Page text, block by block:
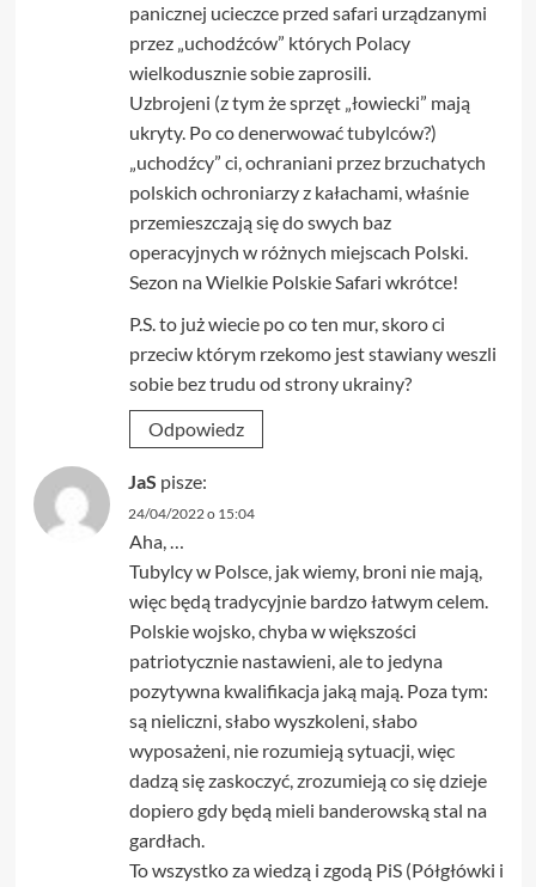
panicznej ucieczce przed safari urządzanymi
przez „uchodźców” których Polacy
wielkodusznie sobie zaprosili.
Uzbrojeni (z tym że sprzęt „łowiecki” mają
ukryty. Po co denerwować tubylców?)
„uchodźcy” ci, ochraniani przez brzuchatych
polskich ochroniarzy z kałachami, właśnie
przemieszczają się do swych baz
operacyjnych w różnych miejscach Polski.
Sezon na Wielkie Polskie Safari wkrótce!
P.S. to już wiecie po co ten mur, skoro ci
przeciw którym rzekomo jest stawiany weszli
sobie bez trudu od strony ukrainy?
Odpowiedz
JaS pisze:
24/04/2022 o 15:04
Aha, …
Tubylcy w Polsce, jak wiemy, broni nie mają,
więc będą tradycyjnie bardzo łatwym celem.
Polskie wojsko, chyba w większości
patriotycznie nastawieni, ale to jedyna
pozytywna kwalifikacja jaką mają. Poza tym:
są nieliczni, słabo wyszkoleni, słabo
wyposażeni, nie rozumieją sytuacji, więc
dadzą się zaskoczyć, zrozumieją co się dzieje
dopiero gdy będą mieli banderowską stal na
gardłach.
To wszystko za wiedzą i zgodą PiS (Półgłówki i